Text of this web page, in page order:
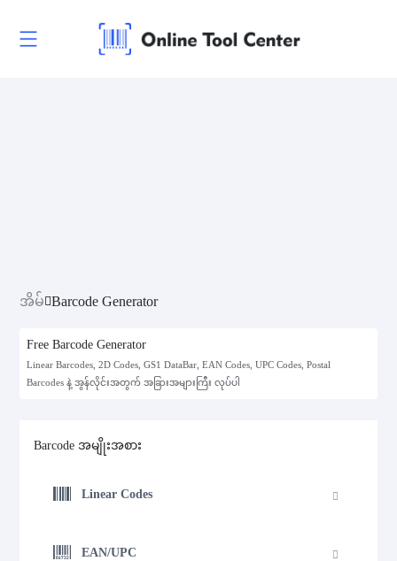
အိမ် Barcode Generator
Free Barcode Generator
Linear Barcodes, 2D Codes, GS1 DataBar, EAN Codes, UPC Codes, Postal
Barcodes နဲ့ အွန်လိုင်းအတွက် အခြားအများကြီး လုပ်ပါ
Barcode အမျိုးအစား
Linear Codes
EAN/UPC